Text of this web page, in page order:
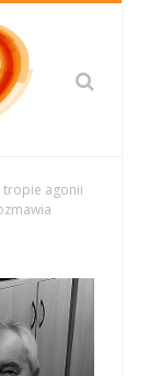
tropie agonii